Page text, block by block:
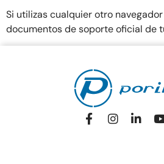
Si utilizas cualquier otro
documentos de soporte oficial de